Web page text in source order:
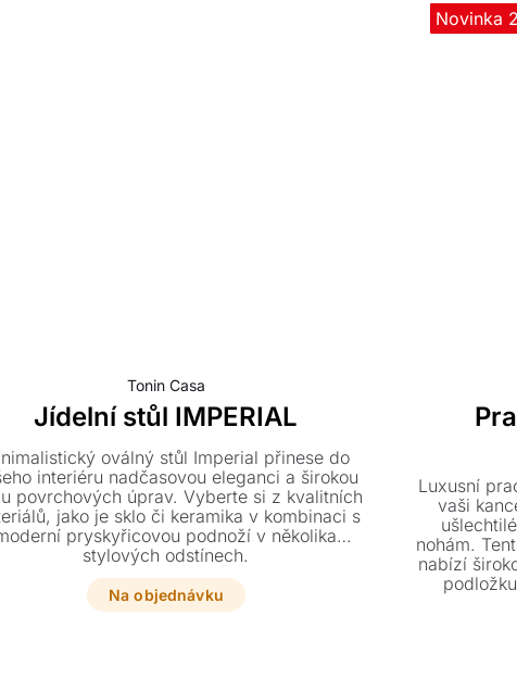
Tonin Casa
Jídelní stůl IMPERIAL
oválný stůl Imperial přinese do
interiéru nadčasovou eleganci a širokou
povrchových úprav. Vyberte si z kvalitních
jako je sklo či keramika v kombinaci s
pryskyřicovou podnoží v několika
stylových odstínech.
Na objednávku
Novinka
Luxusní
vaši
nohám.
nabízí